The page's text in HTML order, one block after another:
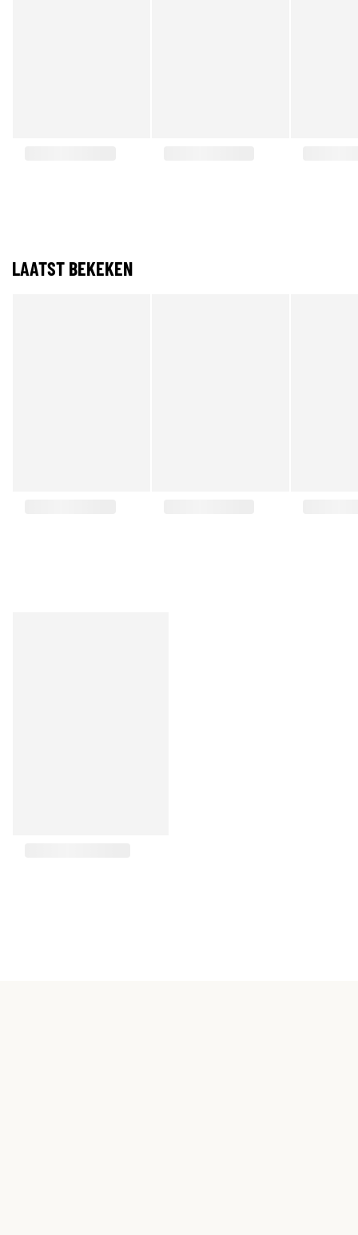
LAATST BEKEKEN